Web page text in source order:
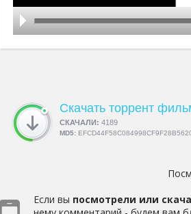
Скачать торрент
СКАЧАЛИ: 4189
MD5:
Если вы посмотрели или